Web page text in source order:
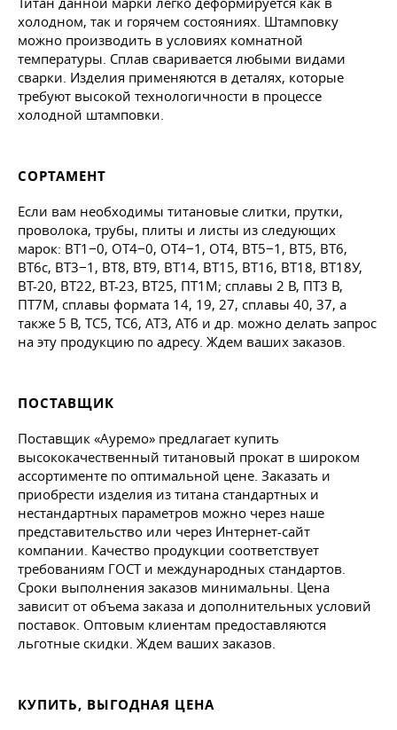
холодном, так и горячем состояниях. Штамповку
можно производить в условиях комнатной
температуры. Сплав сваривается любыми видами
сварки. Изделия применяются в деталях, которые
требуют высокой технологичности в процессе
холодной штамповки.
СОРТАМЕНТ
Если вам необходимы титановые слитки, прутки,
проволока, трубы, плиты и листы из следующих
марок: ВТ1−0, ОТ4−0, ОТ4−1, ОТ4, ВТ5−1, ВТ5, ВТ6,
ВТ6с, ВТ3−1, ВТ8, ВТ9, ВТ14, ВТ15, ВТ16, ВТ18, ВТ18У,
ВТ-20, ВТ22, ВТ-23, ВТ25, ПТ1М; сплавы 2 В, ПТ3 В,
ПТ7М, сплавы формата 14, 19, 27, сплавы 40, 37, а
также 5 В, ТС5, ТС6, АТ3, АТ6 и др. можно делать запрос
на эту продукцию по адресу. Ждем ваших заказов.
ПОСТАВЩИК
Поставщик «Ауремо» предлагает купить
высококачественный титановый прокат в широком
ассортименте по оптимальной цене. Заказать и
приобрести изделия из титана стандартных и
нестандартных параметров можно через наше
представительство или через Интернет-сайт
компании. Качество продукции соответствует
требованиям ГОСТ и международных стандартов.
Сроки выполнения заказов минимальны. Цена
зависит от объема заказа и дополнительных условий
поставок. Оптовым клиентам предоставляются
льготные скидки. Ждем ваших заказов.
КУПИТЬ, ВЫГОДНАЯ ЦЕНА